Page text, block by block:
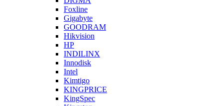
Foxline
Gigabyte
GOODRAM
Hikvision
HP
INDILINX
Innodisk
Intel
Kimtigo
KINGPRICE
KingSpec